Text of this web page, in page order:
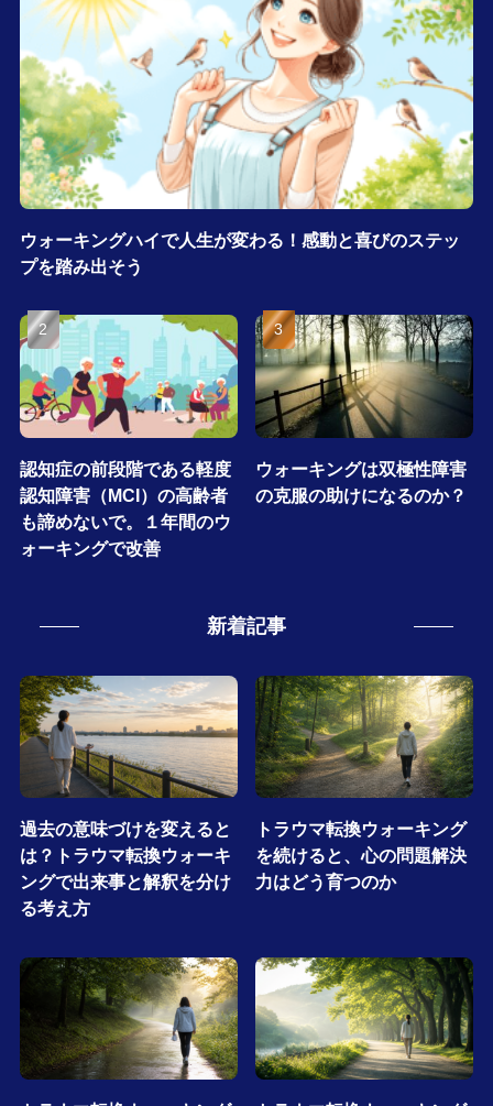
ウォーキングハイで人生が変わる！感動と喜びのステッ
プを踏み出そう
認知症の前段階である軽度
認知障害（MCI）の高齢者
も諦めないで。１年間のウ
ォーキングで改善
ウォーキングは双極性障害
の克服の助けになるのか？
新着記事
過去の意味づけを変えると
は？トラウマ転換ウォーキ
ングで出来事と解釈を分け
る考え方
トラウマ転換ウォーキング
を続けると、心の問題解決
力はどう育つのか